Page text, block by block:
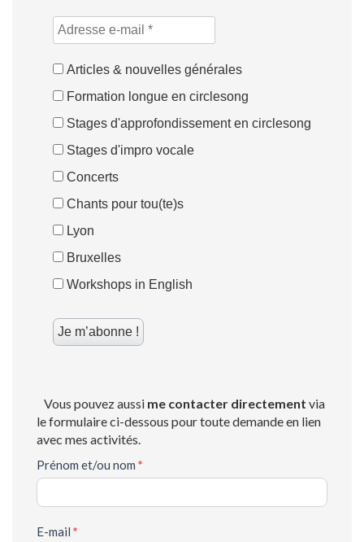
Articles & nouvelles générales
Formation longue en circlesong
Stages d'approfondissement en circlesong
Stages d'impro vocale
Concerts
Chants pour tou(te)s
Lyon
Bruxelles
Workshops in English
Vous pouvez aussi me contacter directement via
le formulaire ci-dessous pour toute demande en lien
avec mes activités.
CONTACT
Prénom et/ou nom *
E-mail *